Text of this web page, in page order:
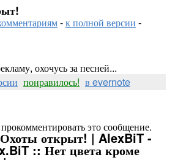
-к полной версии -
охочусь за песней...
понравилось! в evernote
это сообщение.
открыт! | AlexBiT -
:: Нет цвета кроме